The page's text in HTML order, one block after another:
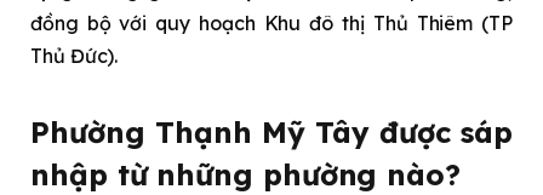
đồng bộ với quy hoạch Khu đô thị Thủ Thiêm (TP
Thủ Đức).
Phường Thạnh Mỹ Tây được sáp
nhập từ những phường nào?